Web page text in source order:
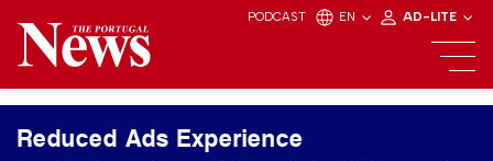
PODCAST EN AD-LITE
Reduced Ads Experience